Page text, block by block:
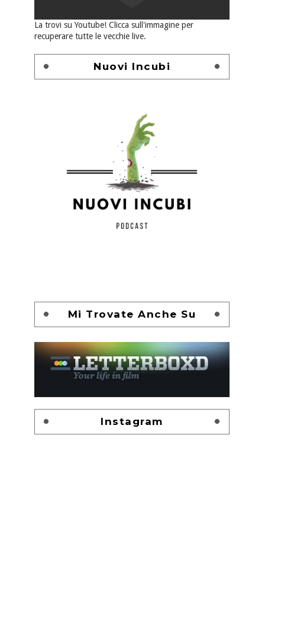
La trovi su Youtube! Clicca sull'immagine per
recuperare tutte le vecchie live.
Nuovi Incubi
Mi Trovate Anche Su
Instagram